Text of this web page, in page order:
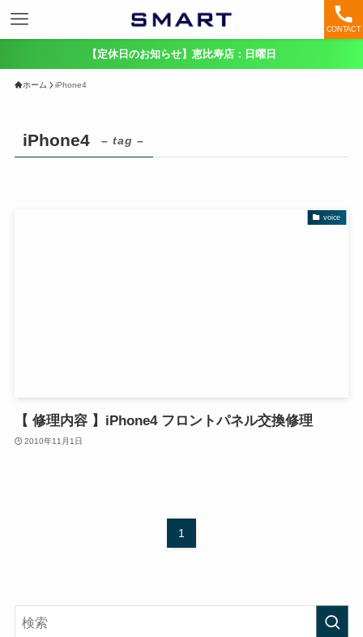
CONTACT
【定休日のお知らせ】恵比寿店：日曜日
ホーム iPhone4
iPhone4 – tag –
voice
【 修理内容 】iPhone4 フロントパネル交換修理
2010年11月1日
1